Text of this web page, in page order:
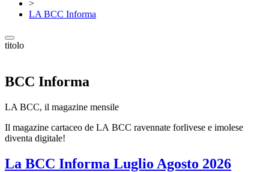
>
LA BCC Informa
titolo
BCC Informa
LA BCC, il magazine mensile
Il magazine cartaceo de LA BCC ravennate forlivese e imolese
diventa digitale!
La BCC Informa Luglio Agosto 2026